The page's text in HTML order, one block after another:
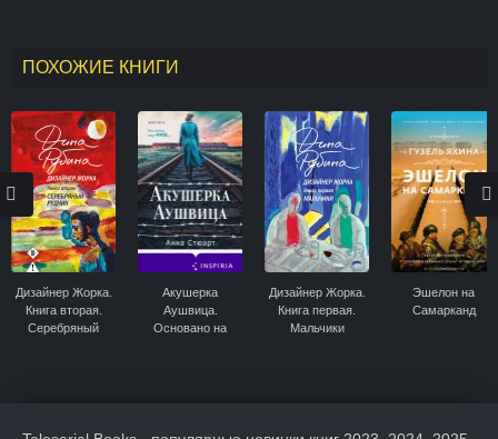
ПОХОЖИЕ КНИГИ
Дизайнер Жорка.
Книга вторая.
Серебряный
Акушерка
Аушвица.
Основано на
Дизайнер Жорка.
Книга первая.
Мальчики
Эшелон на
Самарканд